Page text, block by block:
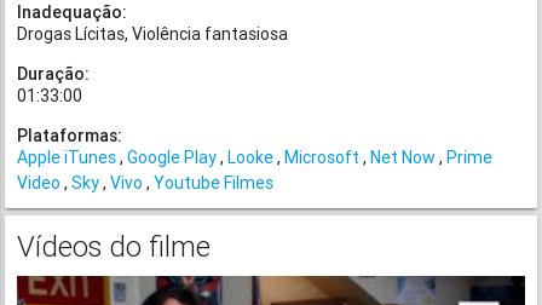
Inadequação:
Drogas Lícitas Violência fantasiosa
Duração:
01:33:00
Plataformas:
Apple iTunes Google Play Looke Microsoft Net Now Prime
Video Sky Vivo Youtube Filmes
Vídeos do filme